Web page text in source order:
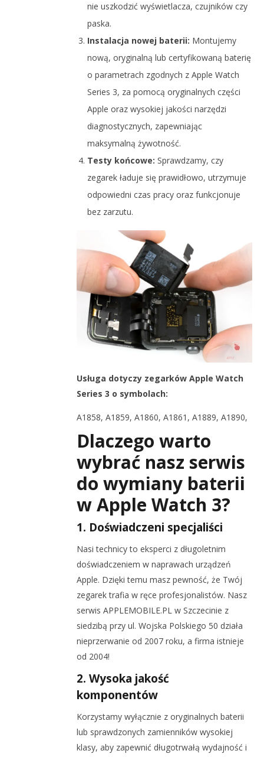
nie uszkodzić wyświetlacza, czujników czy
paska.
Instalacja nowej baterii: Montujemy
nową, oryginalną lub certyfikowaną baterię
o parametrach zgodnych z Apple Watch
Series 3, za pomocą oryginalnych części
Apple oraz wysokiej jakości narzędzi
diagnostycznych, zapewniając
maksymalną żywotność.
Testy końcowe: Sprawdzamy, czy
zegarek ładuje się prawidłowo, utrzymuje
odpowiedni czas pracy oraz funkcjonuje
bez zarzutu.
Usługa dotyczy zegarków Apple Watch
Series 3 o symbolach:
A1858, A1859, A1860, A1861, A1889, A1890,
Dlaczego warto
wybrać nasz serwis
do wymiany baterii
w Apple Watch 3?
1. Doświadczeni specjaliści
Nasi technicy to eksperci z długoletnim
doświadczeniem w naprawach urządzeń
Apple. Dzięki temu masz pewność, że Twój
zegarek trafia w ręce profesjonalistów. Nasz
serwis APPLEMOBILE.PL w Szczecinie z
siedzibą przy ul. Wojska Polskiego 50 działa
nieprzerwanie od 2007 roku, a firma istnieje
od 2004!
2. Wysoka jakość
komponentów
Korzystamy wyłącznie z oryginalnych baterii
lub sprawdzonych zamienników wysokiej
klasy, aby zapewnić długotrwałą wydajność i